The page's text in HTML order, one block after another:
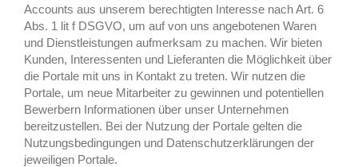
Accounts aus unserem berechtigten Interesse nach Art. 6
Abs. 1 lit f DSGVO, um auf von uns angebotenen Waren
und Dienstleistungen aufmerksam zu machen. Wir bieten
Kunden, Interessenten und Lieferanten die Möglichkeit über
die Portale mit uns in Kontakt zu treten. Wir nutzen die
Portale, um neue Mitarbeiter zu gewinnen und potentiellen
Bewerbern Informationen über unser Unternehmen
bereitzustellen. Bei der Nutzung der Portale gelten die
Nutzungsbedingungen und Datenschutzerklärungen der
jeweiligen Portale.